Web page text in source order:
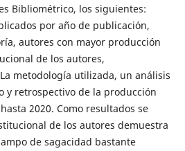
Bibliométrico, los siguientes:
por año de publicación,
autores con mayor producción
de los autores,
metodología utilizada, un análisis
y retrospectivo de la producción
2020. Como resultados se
de los autores demuestra
de sagacidad bastante